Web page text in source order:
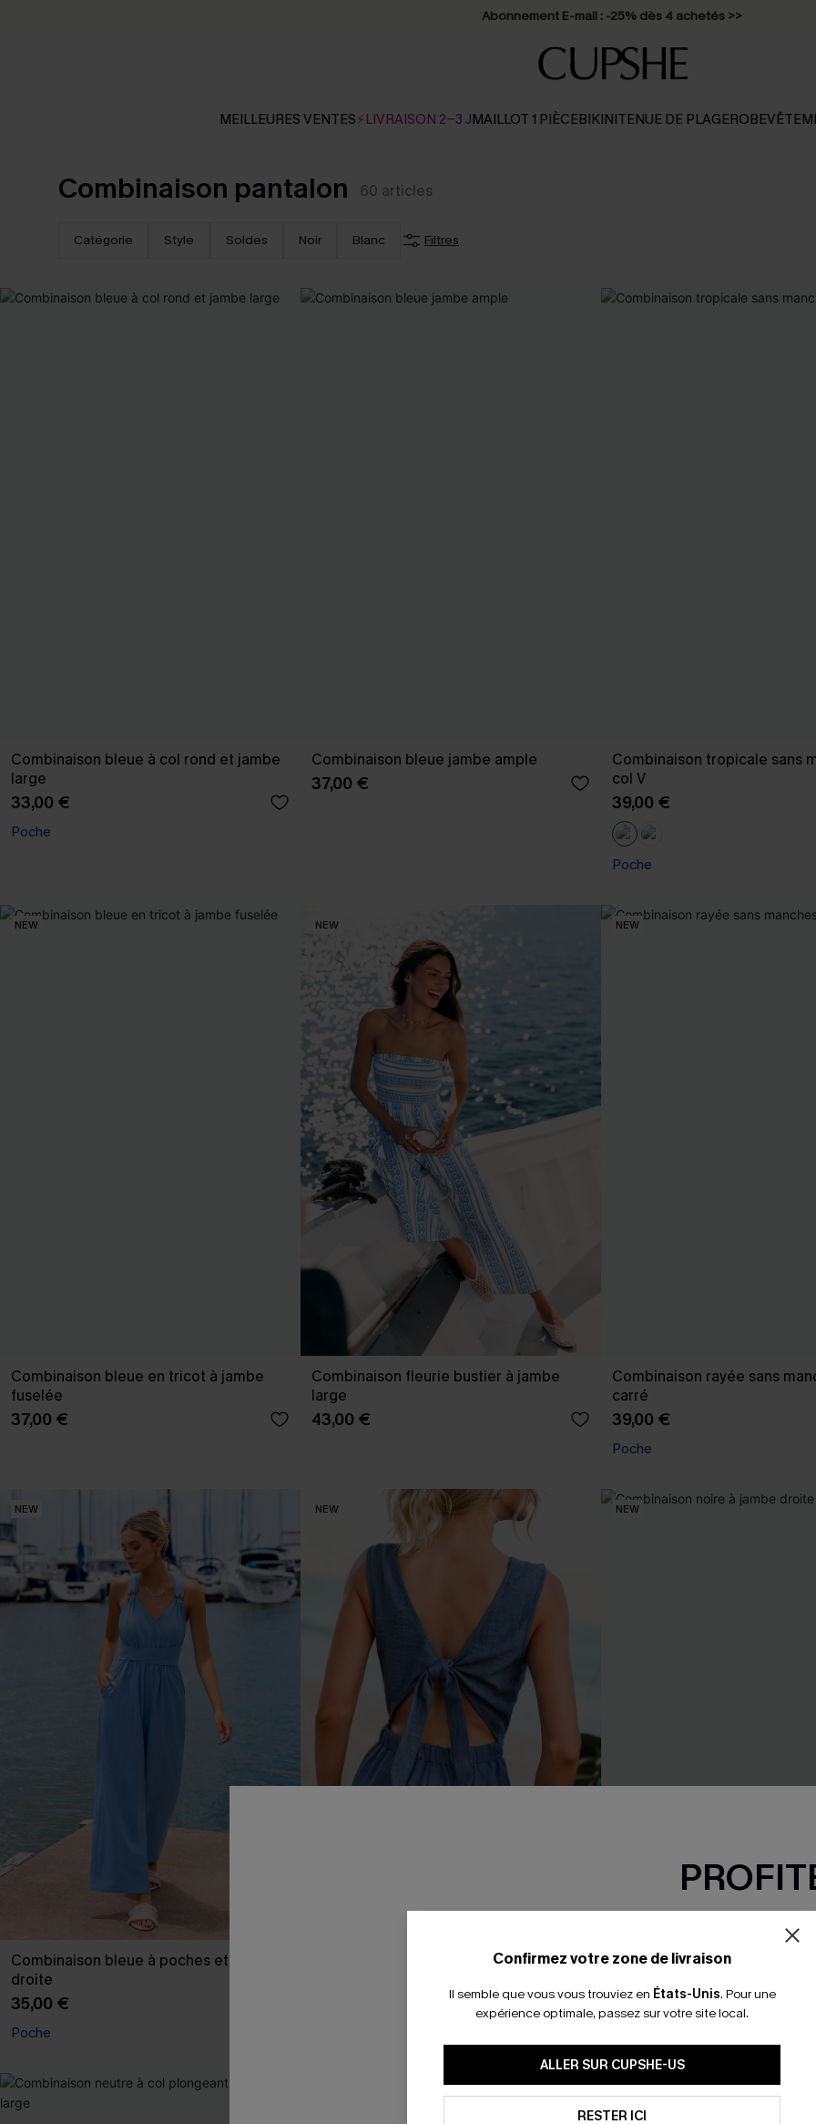
Abonnement E-mail : -25% dès 4 achetés >>
MEILLEURES VENTES⚡LIVRAISON 2-3 JMAILLOT 1 PIÈCEBIKINITENUE DE PLAGEROBE
Combinaison pantalon 60 articles
Catégorie Style Soldes Noir Blanc Filtres
Combinaison bleue à col rond et jambe
large
33,00 €
Poche
Combinaison bleue jambe ample
37,00 €
Combinaison tropicale sans
col V
39,00 €
Poche
NEW
Combinaison bleue en tricot à jambe
fuselée
37,00 €
NEW
Combinaison fleurie bustier à jambe
large
43,00 €
NEW
Combinaison rayée sans
carré
39,00 €
Poche
NEW
Combinaison bleue à poches et jambe
droite
35,00 €
Poche
NEW
Combinaison bleue à nouer à la taille
NEW
Combinaison noire à jambe
37,00 €
NEW
Confirmez votre zone de livraison
Il semble que vous vous trouviez en États-Unis. Pour une
expérience optimale, passez sur votre site local.
ALLER SUR CUPSHE-US
RESTER ICI
-15% dès 2
*Un code par
mails marketing (y compris
reconnaissez avoir pris
pouvons utiliser les données